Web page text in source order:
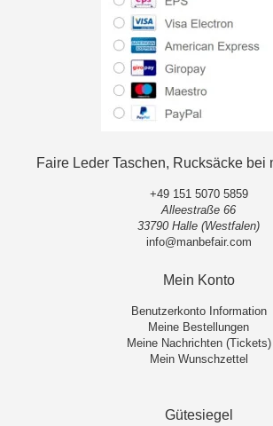
Faire Leder Taschen, Rucksäcke bei
+49 151 5070 5859
Alleestraße 66
33790 Halle (Westfalen)
info@manbefair.com
Mein Konto
Benutzerkonto Information
Meine Bestellungen
Meine Nachrichten (Tickets)
Mein Wunschzettel
Gütesiegel